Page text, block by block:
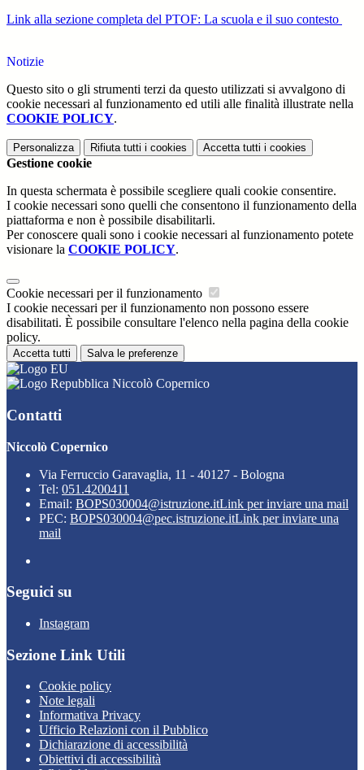
Link alla sezione completa del PTOF: La scuola e il suo contesto
Notizie
Questo sito o gli strumenti terzi da questo utilizzati si avvalgono di
cookie necessari al funzionamento ed utili alle finalità illustrate nella
COOKIE POLICY.
Personalizza Rifiuta tutti i cookies Accetta tutti i cookies
Gestione cookie
In questa schermata è possibile scegliere quali cookie consentire.
I cookie necessari sono quelli che consentono il funzionamento della
piattaforma e non è possibile disabilitarli.
Per conoscere quali sono i cookie necessari al funzionamento potete
visionare la COOKIE POLICY.
Cookie necessari per il funzionamento
I cookie necessari per il funzionamento non possono essere
disabilitati. È possibile consultare l'elenco nella pagina della cookie
policy.
Accetta tutti Salva le preferenze
Niccolò Copernico
Contatti
Niccolò Copernico
Via Ferruccio Garavaglia, 11 - 40127 - Bologna
Tel: 051.4200411
Email: BOPS030004@istruzione.itLink per inviare una mail
PEC: BOPS030004@pec.istruzione.itLink per inviare una
mail
Seguici su
Instagram
Sezione Link Utili
Cookie policy
Note legali
Informativa Privacy
Ufficio Relazioni con il Pubblico
Dichiarazione di accessibilità
Obiettivi di accessibilità